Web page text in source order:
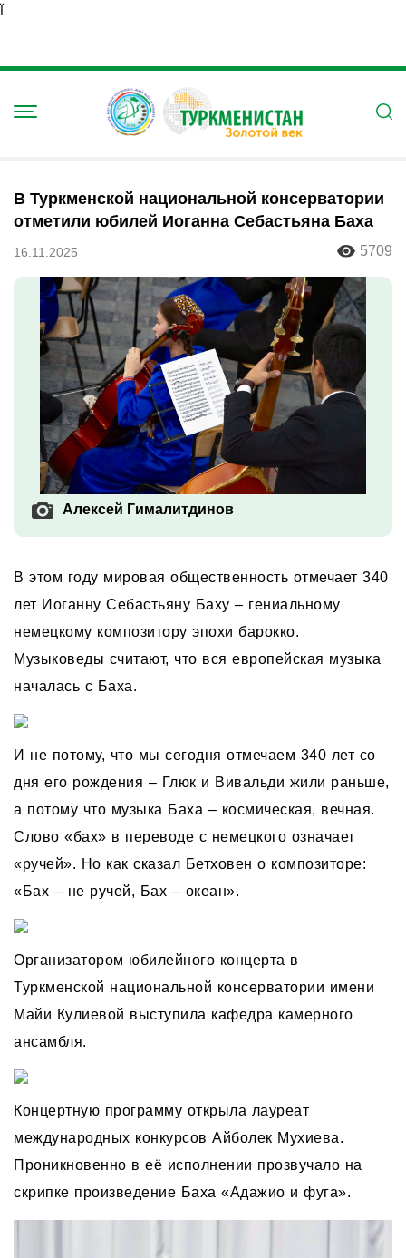
Ï
В Туркменской национальной консерватории
отметили юбилей Иоганна Себастьяна Баха
16.11.2025 5709
Алексей Гималитдинов
В этом году мировая общественность отмечает 340
лет Иоганну Себастьяну Баху – гениальному
немецкому композитору эпохи барокко.
Музыковеды считают, что вся европейская музыка
началась с Баха.
И не потому, что мы сегодня отмечаем 340 лет со
дня его рождения – Глюк и Вивальди жили раньше,
а потому что музыка Баха – космическая, вечная.
Слово «бах» в переводе с немецкого означает
«ручей». Но как сказал Бетховен о композиторе:
«Бах – не ручей, Бах – океан».
Организатором юбилейного концерта в
Туркменской национальной консерватории имени
Майи Кулиевой выступила кафедра камерного
ансамбля.
Концертную программу открыла лауреат
международных конкурсов Айболек Мухиева.
Проникновенно в её исполнении прозвучало на
скрипке произведение Баха «Адажио и фуга».